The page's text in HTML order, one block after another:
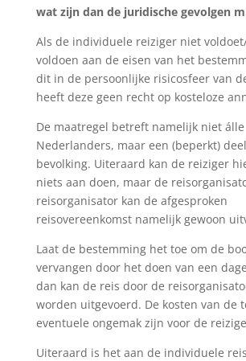
wat zijn dan de juridische gevolgen
Als de individuele reiziger niet
voldoen aan de eisen van het
dit in de persoonlijke risicosfeer van
heeft deze geen recht op kosteloze
De maatregel betreft namelijk niet álle
Nederlanders, maar een (beperkt)
bevolking. Uiteraard kan de reiziger
niets aan doen, maar de
reisorganisator kan de afgesproken
reisovereenkomst namelijk gewoon
Laat de bestemming het toe om de
vervangen door het doen van een
dan kan de reis door de
worden uitgevoerd. De kosten van de
eventuele ongemak zijn voor de
Uiteraard is het aan de individuele